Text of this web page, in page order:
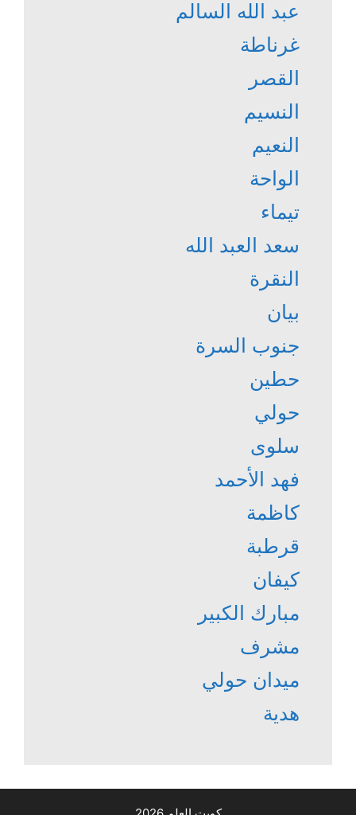
عبد الله السالم
غرناطة
القصر
النسيم
النعيم
الواحة
تيماء
سعد العبد الله
النقرة
بيان
جنوب السرة
حطين
حولي
سلوى
فهد الأحمد
كاظمة
قرطبة
كيفان
مبارك الكبير
مشرف
ميدان حولي
هدية